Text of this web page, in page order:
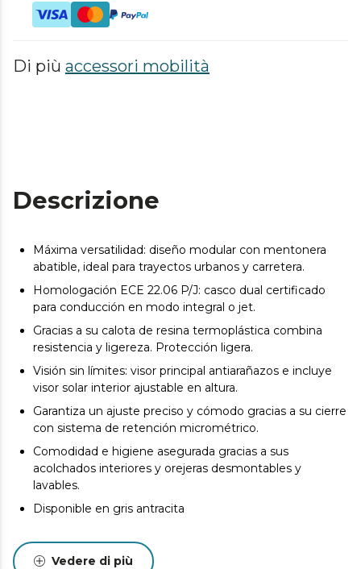
Di più accessori mobilità
Descrizione
Máxima versatilidad: diseño modular con mentonera
abatible, ideal para trayectos urbanos y carretera.
Homologación ECE 22.06 P/J: casco dual certificado
para conducción en modo integral o jet.
Gracias a su calota de resina termoplástica combina
resistencia y ligereza. Protección ligera.
Visión sin límites: visor principal antiarañazos e incluye
visor solar interior ajustable en altura.
Garantiza un ajuste preciso y cómodo gracias a su cierre
con sistema de retención micrométrico.
Comodidad e higiene asegurada gracias a sus
acolchados interiores y orejeras desmontables y
lavables.
Disponible en gris antracita
Vedere di più